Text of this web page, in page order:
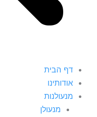
דף הבית
אודותינו
מנעולנות
מנעולן